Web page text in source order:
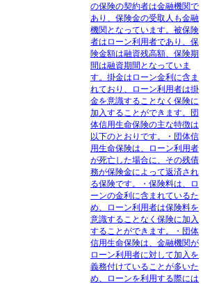
の保険の契約者は金融機関で
あり、保険金の受取人も金融
機関となっています。被保険
者はローン利用者であり、保
険金額は融資残高額、保険期
間は融資期間となっていま
す。掛金はローン金利に含ま
れており、ローン利用者は掛
金を意識することなく保険に
加入することができます。 団
体信用生命保険の主な特徴は
以下のとおりです。・団体信
用生命保険は、ローン利用者
が死亡した場合に、その残債
務が保険金によって返済され
る保険です。・保険料は、ロ
ーンの金利に含まれているた
め、ローン利用者は保険料を
意識することなく保険に加入
することができます。・団体
信用生命保険は、金融機関が
ローン利用者に対して加入を
義務付けていることが多いた
め、ローンを利用する際には